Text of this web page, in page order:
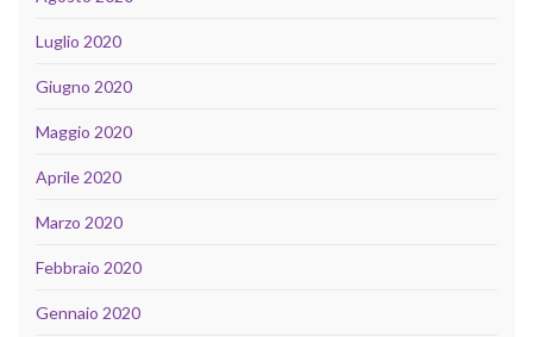
Luglio 2020
Giugno 2020
Maggio 2020
Aprile 2020
Marzo 2020
Febbraio 2020
Gennaio 2020